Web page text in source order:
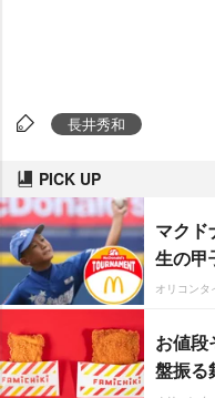
長井秀和
PICK UP
マクド
生の甲
オリコンタ
お値段
盤振る